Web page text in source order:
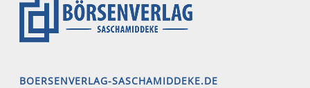
BOERSENVERLAG-SASCHAMIDDEKE.DE